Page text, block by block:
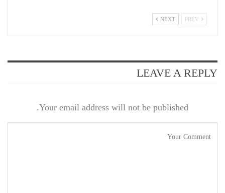
NEXT
LEAVE A REPLY
Your email address will not be published.